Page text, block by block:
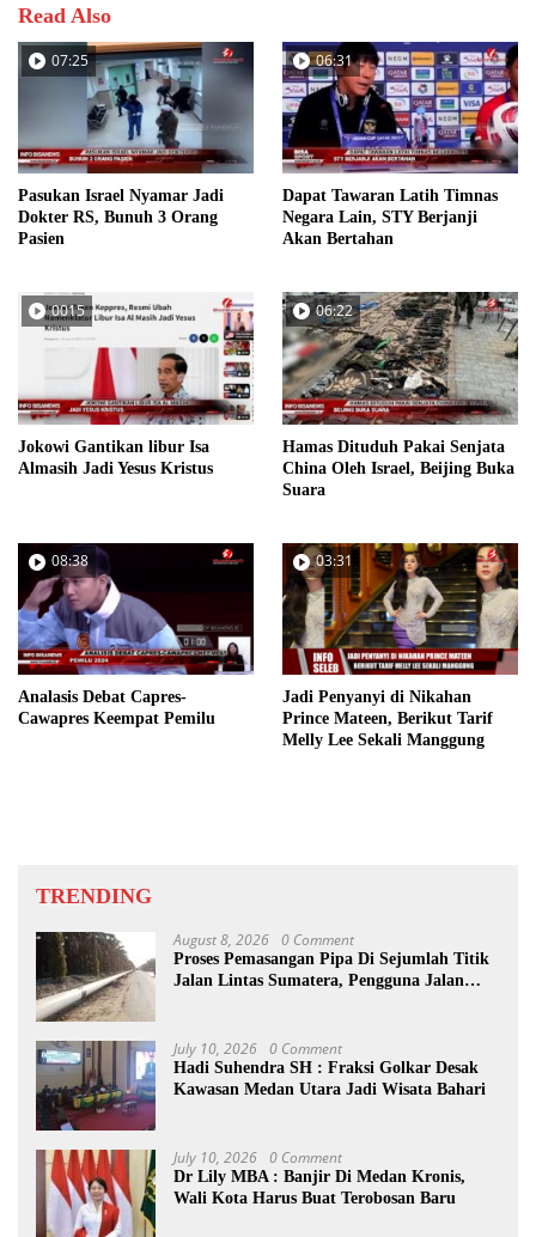
Read Also
07:25
Pasukan Israel Nyamar Jadi
Dokter RS, Bunuh 3 Orang
Pasien
06:31
Dapat Tawaran Latih Timnas
Negara Lain, STY Berjanji
Akan Bertahan
0015
Jokowi Gantikan libur Isa
Almasih Jadi Yesus Kristus
06:22
Hamas Dituduh Pakai Senjata
China Oleh Israel, Beijing Buka
Suara
08:38
Analasis Debat Capres-
Cawapres Keempat Pemilu
03:31
Jadi Penyanyi di Nikahan
Prince Mateen, Berikut Tarif
Melly Lee Sekali Manggung
TRENDING
August 8, 2026 0 Comment
Proses Pemasangan Pipa Di Sejumlah Titik
Jalan Lintas Sumatera, Pengguna Jalan
July 10, 2026 0 Comment
Hadi Suhendra SH : Fraksi Golkar Desak
Kawasan Medan Utara Jadi Wisata Bahari
July 10, 2026 0 Comment
Dr Lily MBA : Banjir Di Medan Kronis,
Wali Kota Harus Buat Terobosan Baru